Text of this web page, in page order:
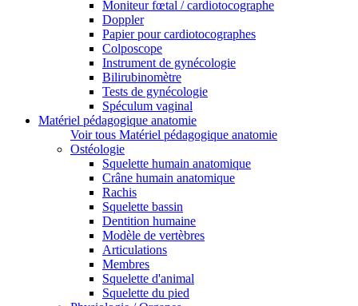
Moniteur fœtal / cardiotocographe
Doppler
Papier pour cardiotocographes
Colposcope
Instrument de gynécologie
Bilirubinomètre
Tests de gynécologie
Spéculum vaginal
Matériel pédagogique anatomie
Voir tous Matériel pédagogique anatomie
Ostéologie
Squelette humain anatomique
Crâne humain anatomique
Rachis
Squelette bassin
Dentition humaine
Modèle de vertèbres
Articulations
Membres
Squelette d'animal
Squelette du pied